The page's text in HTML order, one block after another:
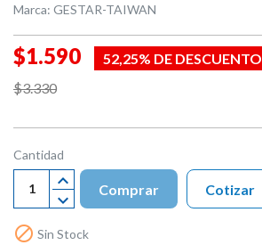
Marca: GESTAR-TAIWAN
$1.590
52,25% DE DESCUENTO
$3.330
Cantidad
Comprar
 Sin Stock
Cotizar